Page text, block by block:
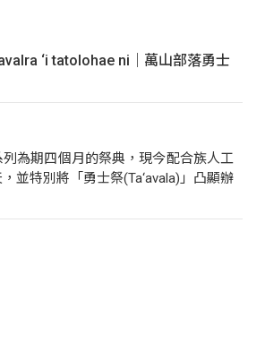
‘i tatolohae ni｜萬山部落勇士
為期四個月的祭典，現今配合族人工
並特別將「勇士祭(Ta‘avala)」凸顯辦